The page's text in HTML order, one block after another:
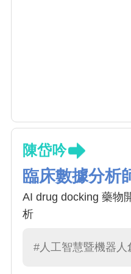
陳岱吟
臨床數據分析
AI drug docking 藥物
析
#人工智慧暨機器人